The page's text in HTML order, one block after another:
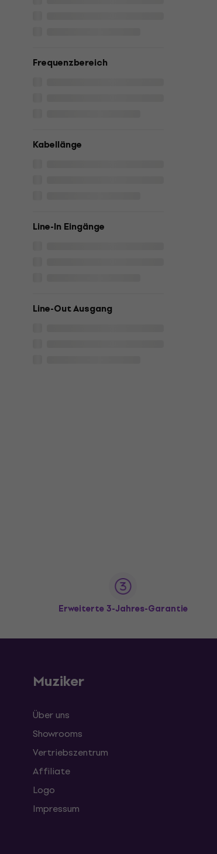
Frequenzbereich
Kabellänge
Line-In Eingänge
Line-Out Ausgang
Erweiterte 3-Jahres-Garantie
Muziker
Über uns
Showrooms
Vertriebszentrum
Affiliate
Logo
Impressum